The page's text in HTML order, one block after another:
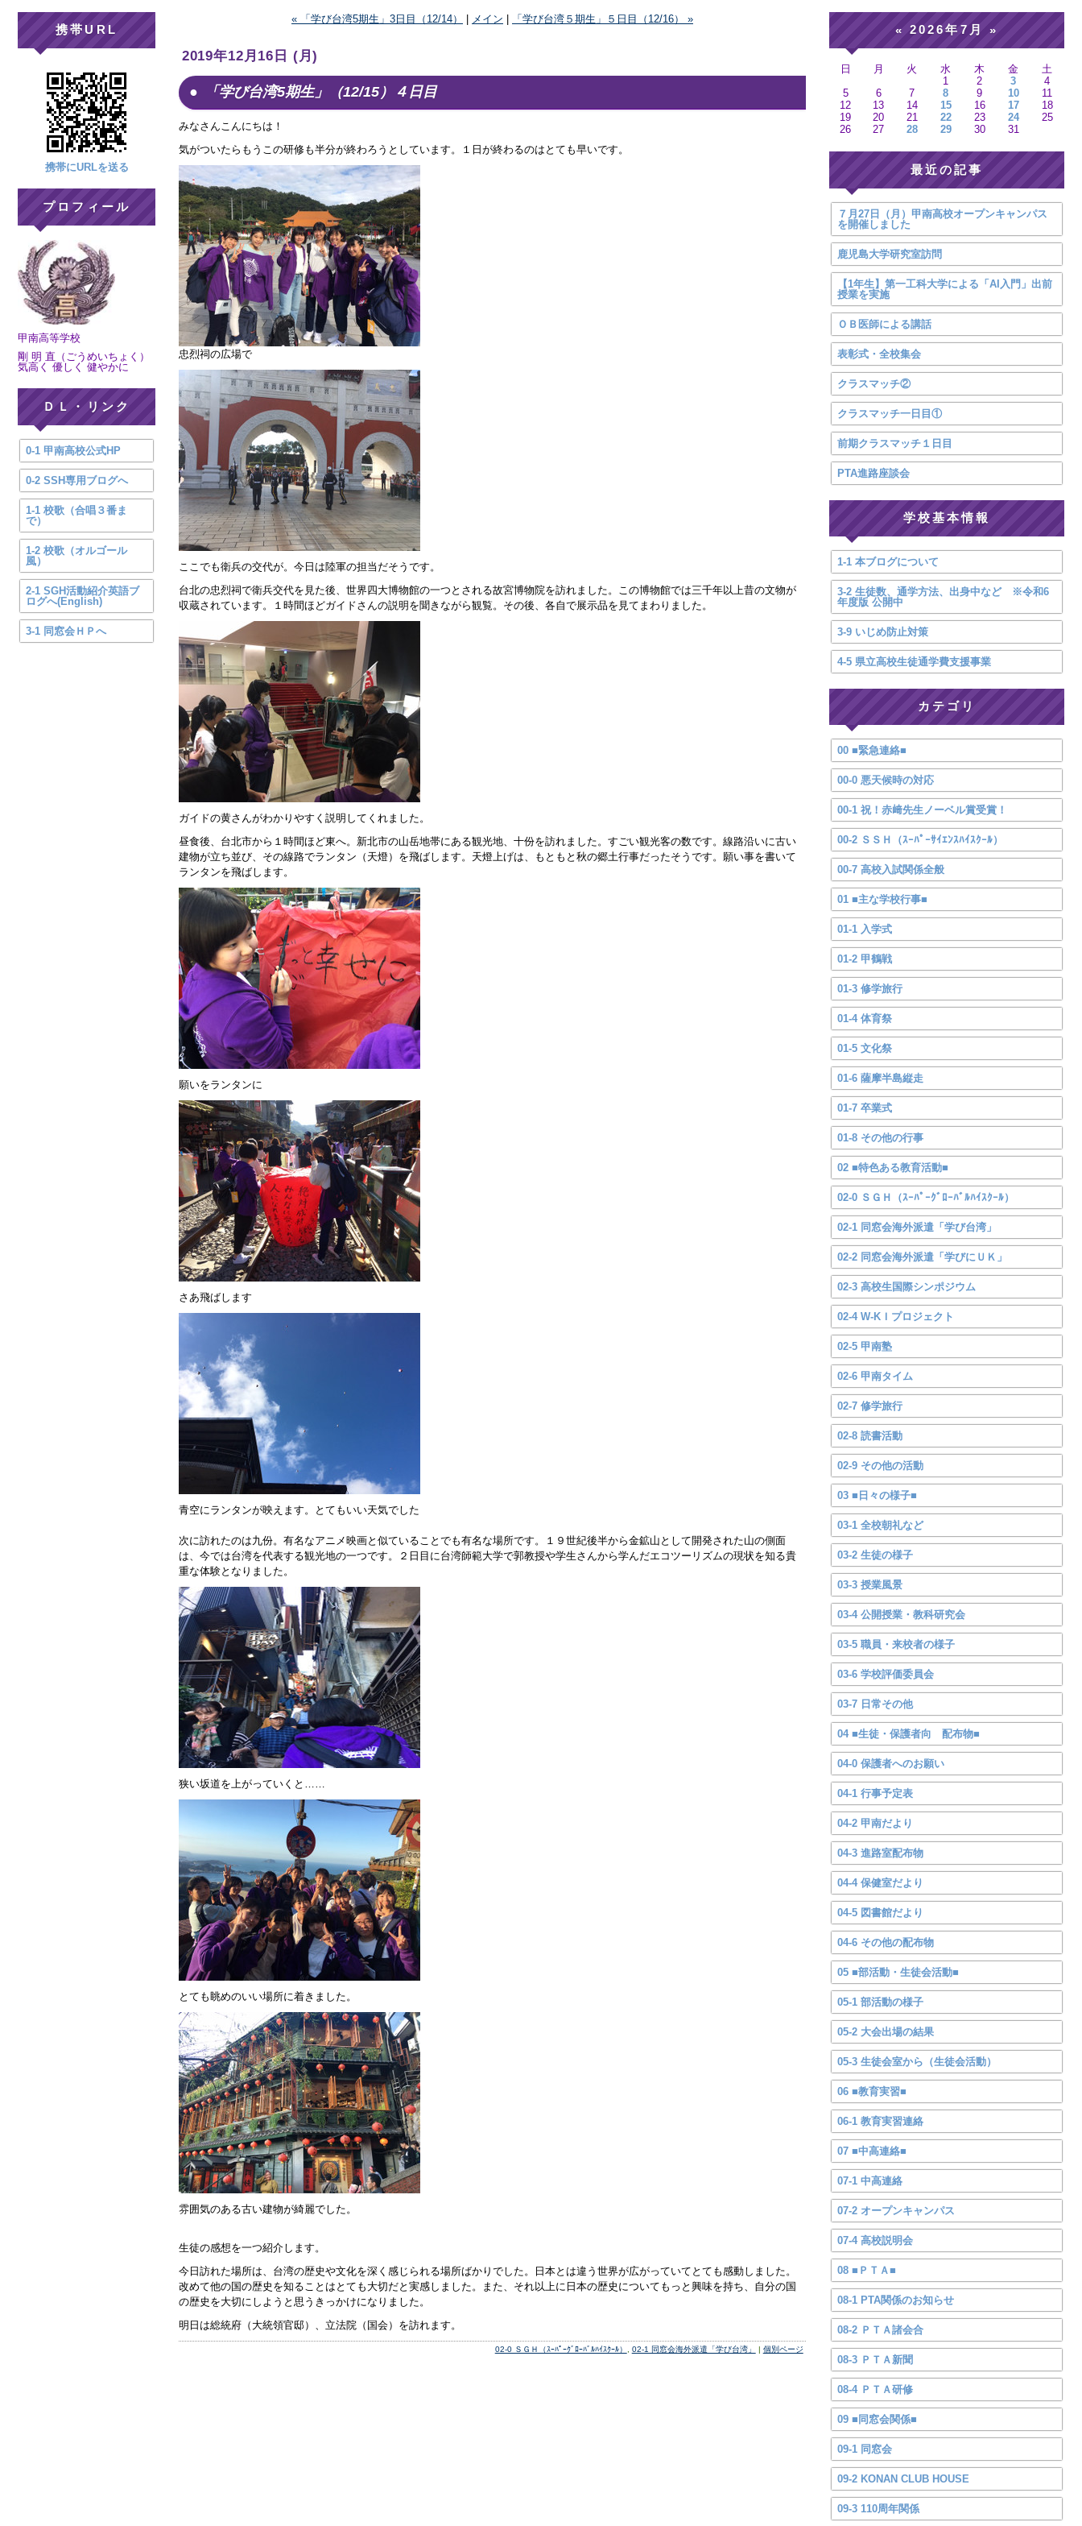
携帯URL
携帯にURLを送る
プロフィール
甲南高等学校
剛 明 直（ごうめいちょく）
気高く 優しく 健やかに
ＤＬ・リンク
0-1 甲南高校公式HP
0-2 SSH専用ブログへ
1-1 校歌（合唱３番ま
で）
1-2 校歌（オルゴール
風）
2-1 SGH活動紹介英語ブ
ログへ(English)
3-1 同窓会ＨＰへ
« 「学び台湾5期生」3日目（12/14） メイン 「学び台湾５期生」５日目（12/16） »
2019年12月16日 (月)
「学び台湾5期生」（12/15）４日目
みなさんこんにちは！
気がついたらもうこの研修も半分が終わろうとしています。１日が終わるのはとても早いです。
忠烈祠の広場で
ここでも衛兵の交代が。今日は陸軍の担当だそうです。
台北の忠烈祠で衛兵交代を見た後、世界四大博物館の一つとされる故宮博物院を訪れました。この博物館では三千年以上昔の文物が
収蔵されています。１時間ほどガイドさんの説明を聞きながら観覧。その後、各自で展示品を見てまわりました。
ガイドの黄さんがわかりやすく説明してくれました。
昼食後、台北市から１時間ほど東へ。新北市の山岳地帯にある観光地、十份を訪れました。すごい観光客の数です。線路沿いに古い
建物が立ち並び、その線路でランタン（天燈）を飛ばします。天燈上げは、もともと秋の郷土行事だったそうです。願い事を書いて
ランタンを飛ばします。
願いをランタンに
さあ飛ばします
青空にランタンが映えます。とてもいい天気でした
次に訪れたのは九份。有名なアニメ映画と似ていることでも有名な場所です。１９世紀後半から金鉱山として開発された山の側面
は、今では台湾を代表する観光地の一つです。２日目に台湾師範大学で郭教授や学生さんから学んだエコツーリズムの現状を知る貴
重な体験となりました。
狭い坂道を上がっていくと……
とても眺めのいい場所に着きました。
雰囲気のある古い建物が綺麗でした。
生徒の感想を一つ紹介します。
今日訪れた場所は、台湾の歴史や文化を深く感じられる場所ばかりでした。日本とは違う世界が広がっていてとても感動しました。
改めて他の国の歴史を知ることはとても大切だと実感しました。また、それ以上に日本の歴史についてもっと興味を持ち、自分の国
の歴史を大切にしようと思うきっかけになりました。
明日は総統府（大統領官邸）、立法院（国会）を訪れます。
02-0 ＳＧＨ（ｽｰﾊﾟｰｸﾞﾛｰﾊﾞﾙﾊｲｽｸｰﾙ） 02-1 同窓会海外派遣「学び台湾」 | 個別ページ
«2026年7月 »
日 月 火 水 木 金
土
1
2 3
4
5
6 7 8 9 10
11
12
13 14 15 16 17
18
19
20 21 22 23 24
25
26
27 28 29 30 31
最近の記事
７月27日（月）甲南高校オープンキャンパス
を開催しました
鹿児島大学研究室訪問
【1年生】第一工科大学による「AI入門」出前
授業を実施
ＯＢ医師による講話
表彰式・全校集会
クラスマッチ②
クラスマッチ一日目①
前期クラスマッチ１日目
PTA進路座談会
学校基本情報
1-1 本ブログについて
3-2 生徒数、通学方法、出身中など ※令和6
年度版 公開中
3-9 いじめ防止対策
4-5 県立高校生徒通学費支援事業
カテゴリ
00 ■緊急連絡■
00-0 悪天候時の対応
00-1 祝！赤﨑先生ノーベル賞受賞！
00-2 ＳＳＨ（ｽｰﾊﾟｰｻｲｴﾝｽﾊｲｽｸｰﾙ）
00-7 高校入試関係全般
01 ■主な学校行事■
01-1 入学式
01-2 甲鶴戦
01-3 修学旅行
01-4 体育祭
01-5 文化祭
01-6 薩摩半島縦走
01-7 卒業式
01-8 その他の行事
02 ■特色ある教育活動■
02-0 ＳＧＨ（ｽｰﾊﾟｰｸﾞﾛｰﾊﾞﾙﾊｲｽｸｰﾙ）
02-1 同窓会海外派遣「学び台湾」
02-2 同窓会海外派遣「学びにＵＫ」
02-3 高校生国際シンポジウム
02-4 W-KＩプロジェクト
02-5 甲南塾
02-6 甲南タイム
02-7 修学旅行
02-8 読書活動
02-9 その他の活動
03 ■日々の様子■
03-1 全校朝礼など
03-2 生徒の様子
03-3 授業風景
03-4 公開授業・教科研究会
03-5 職員・来校者の様子
03-6 学校評価委員会
03-7 日常その他
04 ■生徒・保護者向 配布物■
04-0 保護者へのお願い
04-1 行事予定表
04-2 甲南だより
04-3 進路室配布物
04-4 保健室だより
04-5 図書館だより
04-6 その他の配布物
05 ■部活動・生徒会活動■
05-1 部活動の様子
05-2 大会出場の結果
05-3 生徒会室から（生徒会活動）
06 ■教育実習■
06-1 教育実習連絡
07 ■中高連絡■
07-1 中高連絡
07-2 オープンキャンパス
07-4 高校説明会
08 ■ＰＴＡ■
08-1 PTA関係のお知らせ
08-2 ＰＴＡ諸会合
08-3 ＰＴＡ新聞
08-4 ＰＴＡ研修
09 ■同窓会関係■
09-1 同窓会
09-2 KONAN CLUB HOUSE
09-3 110周年関係